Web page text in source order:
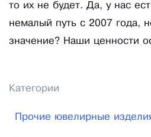
то их не будет. Да, у нас
немалый путь с 2007 года,
значение? Наши ценности
Категории
Прочие ювелирные